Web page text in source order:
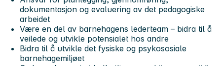
dokumentasjon og evaluering av det pedagogiske
arbeidet
Være en del av barnehagens lederteam – bidra til å
veilede og utvikle potensialet hos andre
Bidra til å utvikle det fysiske og psykososiale
barnehagemiljøet